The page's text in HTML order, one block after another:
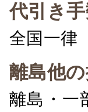
代引き
全国一
離島他
離島・一